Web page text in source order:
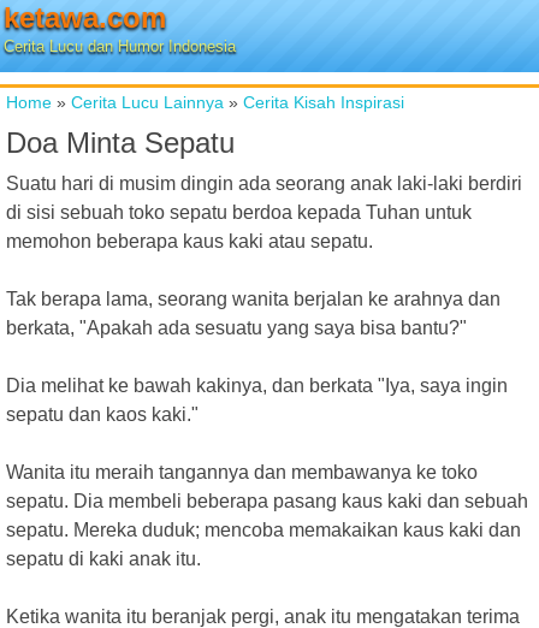
ketawa.com
Cerita Lucu dan Humor Indonesia
Home » Cerita Lucu Lainnya » Cerita Kisah Inspirasi
Doa Minta Sepatu
Suatu hari di musim dingin ada seorang anak laki-laki berdiri
di sisi sebuah toko sepatu berdoa kepada Tuhan untuk
memohon beberapa kaus kaki atau sepatu.
Tak berapa lama, seorang wanita berjalan ke arahnya dan
berkata, "Apakah ada sesuatu yang saya bisa bantu?"
Dia melihat ke bawah kakinya, dan berkata "Iya, saya ingin
sepatu dan kaos kaki."
Wanita itu meraih tangannya dan membawanya ke toko
sepatu. Dia membeli beberapa pasang kaus kaki dan sebuah
sepatu. Mereka duduk; mencoba memakaikan kaus kaki dan
sepatu di kaki anak itu.
Ketika wanita itu beranjak pergi, anak itu mengatakan terima